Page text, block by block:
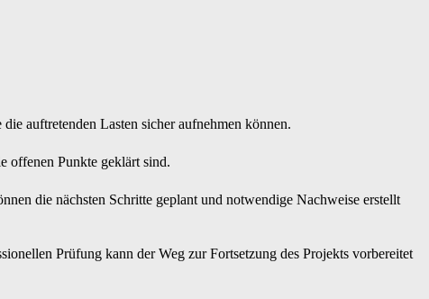
auftretenden Lasten sicher aufnehmen können.
offenen Punkte geklärt sind.
die nächsten Schritte geplant und notwendige Nachweise erstellt
Prüfung kann der Weg zur Fortsetzung des Projekts vorbereitet